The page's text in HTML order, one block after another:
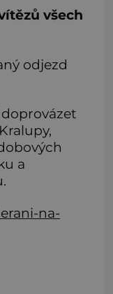
všech
odjezd
a
na-